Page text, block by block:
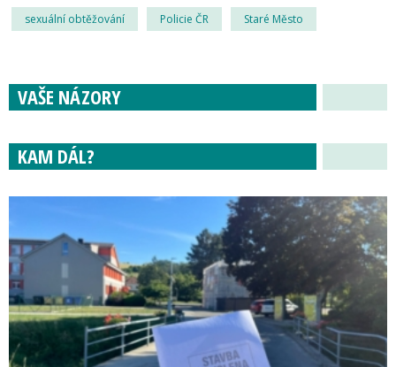
sexuální obtěžování Policie ČR Staré Město
VAŠE NÁZORY
KAM DÁL?